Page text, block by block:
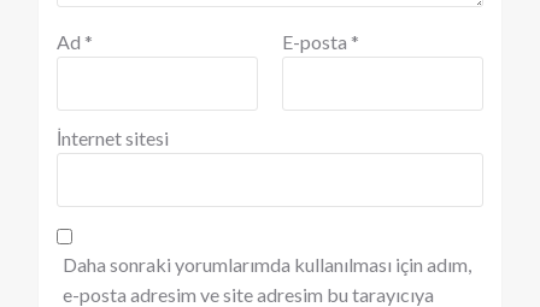
Ad * E-posta *
İnternet sitesi
Daha sonraki yorumlarımda kullanılması için adım,
e-posta adresim ve site adresim bu tarayıcıya